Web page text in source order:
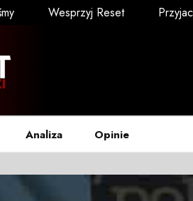
Wesprzyj Reset
Analiza Opinie